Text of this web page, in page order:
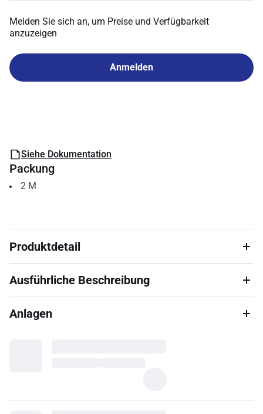
Melden Sie sich an, um Preise und Verfügbarkeit
anzuzeigen
Anmelden
Siehe Dokumentation
Packung
2 M
Produktdetail
Ausführliche Beschreibung
Anlagen